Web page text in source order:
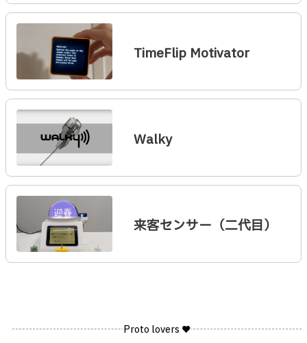
TimeFlip Motivator
Walky
来客センサー（二代目）
Proto lovers ♥